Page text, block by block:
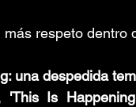
respeto dentro
una despedida
'This Is